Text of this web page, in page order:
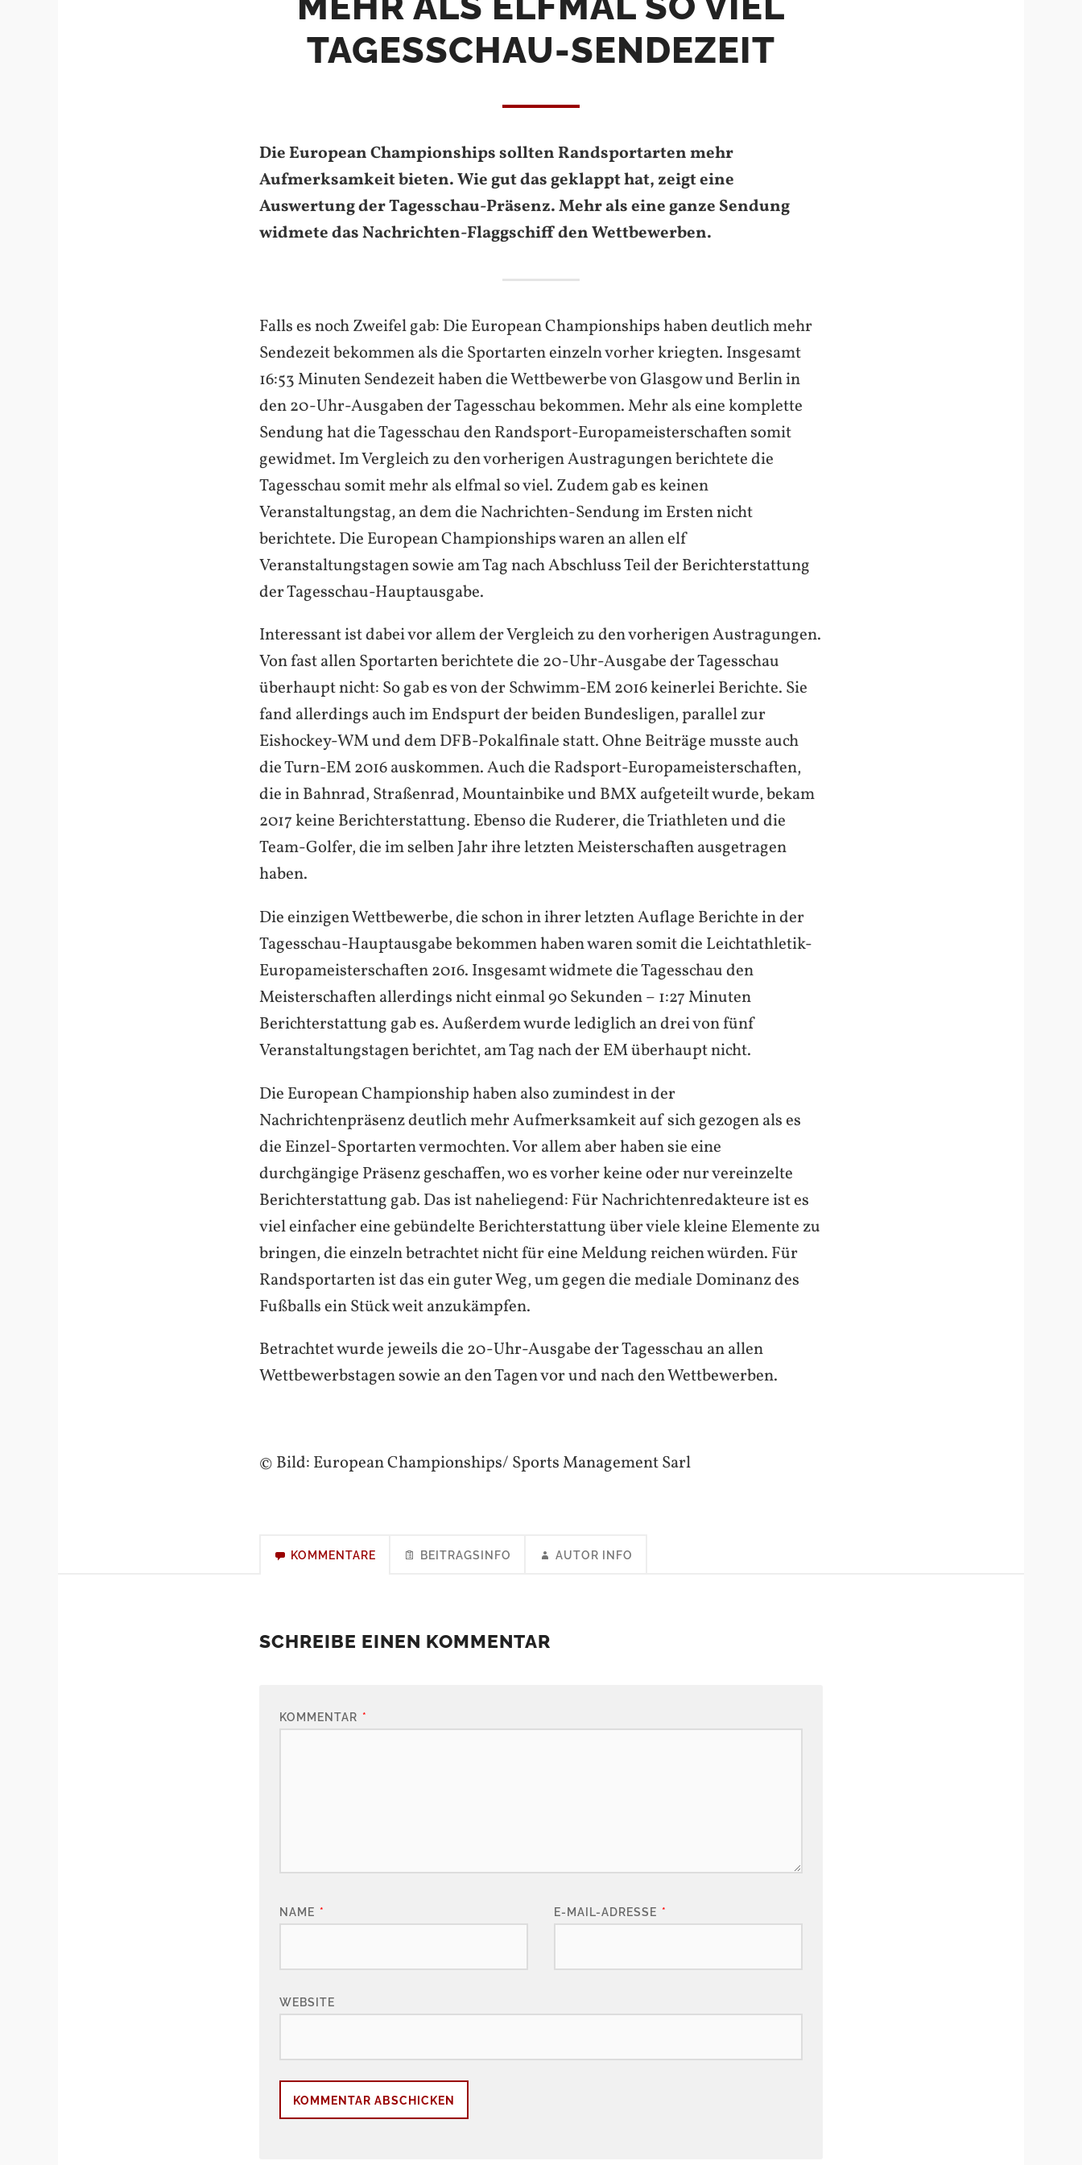
TAGESSCHAU-SENDEZEIT
Die European Championships sollten Randsportarten mehr
Aufmerksamkeit bieten. Wie gut das geklappt hat, zeigt eine
Auswertung der Tagesschau-Präsenz. Mehr als eine ganze Sendung
widmete das Nachrichten-Flaggschiff den Wettbewerben.
Falls es noch Zweifel gab: Die European Championships haben deutlich mehr
Sendezeit bekommen als die Sportarten einzeln vorher kriegten. Insgesamt
16:53 Minuten Sendezeit haben die Wettbewerbe von Glasgow und Berlin in
den 20-Uhr-Ausgaben der Tagesschau bekommen. Mehr als eine komplette
Sendung hat die Tagesschau den Randsport-Europameisterschaften somit
gewidmet. Im Vergleich zu den vorherigen Austragungen berichtete die
Tagesschau somit mehr als elfmal so viel. Zudem gab es keinen
Veranstaltungstag, an dem die Nachrichten-Sendung im Ersten nicht
berichtete. Die European Championships waren an allen elf
Veranstaltungstagen sowie am Tag nach Abschluss Teil der Berichterstattung
der Tagesschau-Hauptausgabe.
Interessant ist dabei vor allem der Vergleich zu den vorherigen Austragungen.
Von fast allen Sportarten berichtete die 20-Uhr-Ausgabe der Tagesschau
überhaupt nicht: So gab es von der Schwimm-EM 2016 keinerlei Berichte. Sie
fand allerdings auch im Endspurt der beiden Bundesligen, parallel zur
Eishockey-WM und dem DFB-Pokalfinale statt. Ohne Beiträge musste auch
die Turn-EM 2016 auskommen. Auch die Radsport-Europameisterschaften,
die in Bahnrad, Straßenrad, Mountainbike und BMX aufgeteilt wurde, bekam
2017 keine Berichterstattung. Ebenso die Ruderer, die Triathleten und die
Team-Golfer, die im selben Jahr ihre letzten Meisterschaften ausgetragen
haben.
Die einzigen Wettbewerbe, die schon in ihrer letzten Auflage Berichte in der
Tagesschau-Hauptausgabe bekommen haben waren somit die Leichtathletik-
Europameisterschaften 2016. Insgesamt widmete die Tagesschau den
Meisterschaften allerdings nicht einmal 90 Sekunden – 1:27 Minuten
Berichterstattung gab es. Außerdem wurde lediglich an drei von fünf
Veranstaltungstagen berichtet, am Tag nach der EM überhaupt nicht.
Die European Championship haben also zumindest in der
Nachrichtenpräsenz deutlich mehr Aufmerksamkeit auf sich gezogen als es
die Einzel-Sportarten vermochten. Vor allem aber haben sie eine
durchgängige Präsenz geschaffen, wo es vorher keine oder nur vereinzelte
Berichterstattung gab. Das ist naheliegend: Für Nachrichtenredakteure ist es
viel einfacher eine gebündelte Berichterstattung über viele kleine Elemente zu
bringen, die einzeln betrachtet nicht für eine Meldung reichen würden. Für
Randsportarten ist das ein guter Weg, um gegen die mediale Dominanz des
Fußballs ein Stück weit anzukämpfen.
Betrachtet wurde jeweils die 20-Uhr-Ausgabe der Tagesschau an allen
Wettbewerbstagen sowie an den Tagen vor und nach den Wettbewerben.
© Bild: European Championships/ Sports Management Sarl
KOMMENTARE BEITRAGSINFO AUTOR INFO
SCHREIBE EINEN KOMMENTAR
KOMMENTAR *
NAME * E-MAIL-ADRESSE *
WEBSITE